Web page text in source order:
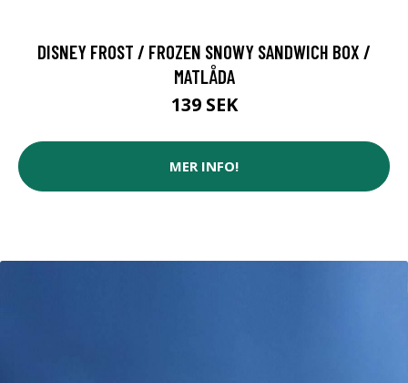
DISNEY FROST / FROZEN SNOWY SANDWICH BOX /
MATLÅDA
139 SEK
MER INFO!